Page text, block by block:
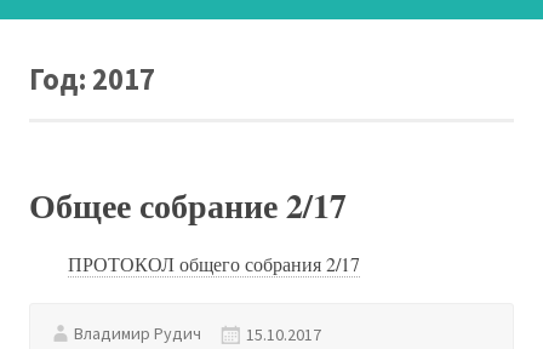
Год: 2017
Общее собрание 2/17
ПРОТОКОЛ общего собрания 2/17
Владимир Рудич 15.10.2017